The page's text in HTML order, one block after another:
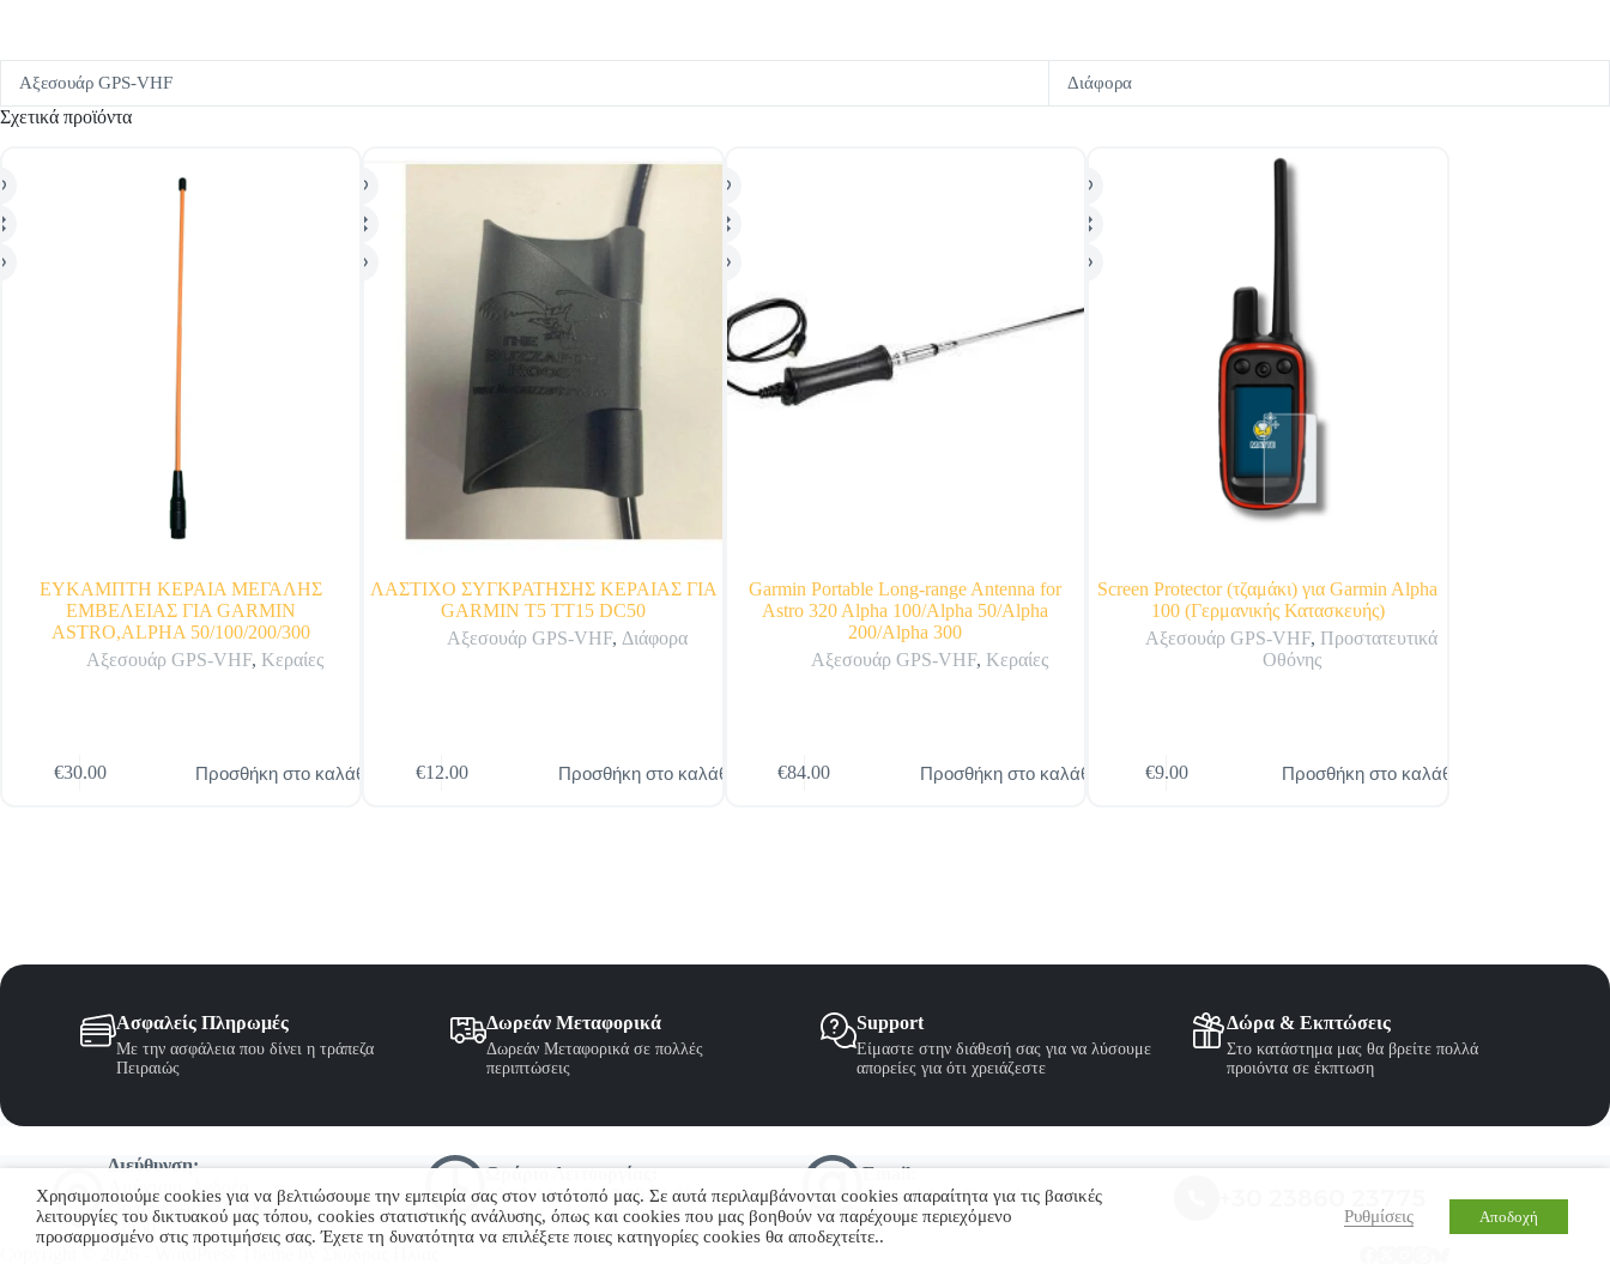
Αξεσουάρ GPS-VHF Διάφορα
Σχετικά προϊόντα
ΕΥΚΑΜΠΤΗ ΚΕΡΑΙΑ ΜΕΓΑΛΗΣ
ΕΜΒΕΛΕΙΑΣ ΓΙΑ GARMIN
ASTRO,ALPHA 50/100/200/300
Αξεσουάρ GPS-VHF, Κεραίες
€30.00 Προσθήκη στο καλάθι
ΛΑΣΤΙΧΟ ΣΥΓΚΡΑΤΗΣΗΣ ΚΕΡΑΙΑΣ ΓΙΑ
GARMIN T5 TT15 DC50
Αξεσουάρ GPS-VHF, Διάφορα
€12.00 Προσθήκη στο καλάθι
Garmin Portable Long-range Antenna for
Astro 320 Alpha 100/Alpha 50/Alpha
200/Alpha 300
Αξεσουάρ GPS-VHF, Κεραίες
€84.00 Προσθήκη στο καλάθι
Screen Protector (τζαμάκι) για Garmin Alpha
100 (Γερμανικής Κατασκευής)
Αξεσουάρ GPS-VHF, Προστατευτικά
Οθόνης
€9.00 Προσθήκη στο καλάθι
Ασφαλείς Πληρωμές
Με την ασφάλεια που δίνει η τράπεζα
Πειραιώς
Δωρεάν Μεταφορικά
Δωρεάν Μεταφορικά σε πολλές
περιπτώσεις
Support
Είμαστε στην διάθεσή σας για να λύσουμε
απορείες για ότι χρειάζεστε
Δώρα & Εκπτώσεις
Στο κατάστημα μας θα βρείτε πολλά
προιόντα σε έκπτωση
Διεύθυνση:
Αμύνταιο, Ανδρέα
Παπανδρέου 21, ΤΚ:
53200
Ωράριο Λειτουργίας:
09:00-14:00 & 17:30-21:00
Email:
eshop.dabiza@gmail.com
Χρησιμοποιούμε cookies για να βελτιώσουμε την εμπειρία σας στον ιστότοπό μας. Σε αυτά περιλαμβάνονται cookies απαραίτητα για τις βασικές
λειτουργίες του δικτυακού μας τόπου, cookies στατιστικής ανάλυσης, όπως και cookies που μας βοηθούν να παρέχουμε περιεχόμενο
προσαρμοσμένο στις προτιμήσεις σας. Έχετε τη δυνατότητα να επιλέξετε ποιες κατηγορίες cookies θα αποδεχτείτε..
Ρυθμίσεις Αποδοχή